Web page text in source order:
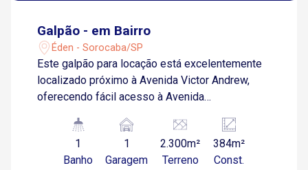
Galpão - em Bairro
Éden - Sorocaba/SP
Este galpão para locação está excelentemente
localizado próximo à Avenida Victor Andrew,
oferecendo fácil acesso à Avenida
região. A localização estratégica facilita o
transporte e a logística, sendo ideal para
diversas atividades comerciais e industriais. O
1
Banho
1
Garagem
2.300m²
Terreno
384m²
Const.